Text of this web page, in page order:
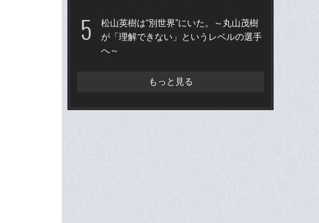
松山英樹は“別世界”にいた。～丸山茂樹
が「理解できない」というレベルの選手
へ～
もっと見る